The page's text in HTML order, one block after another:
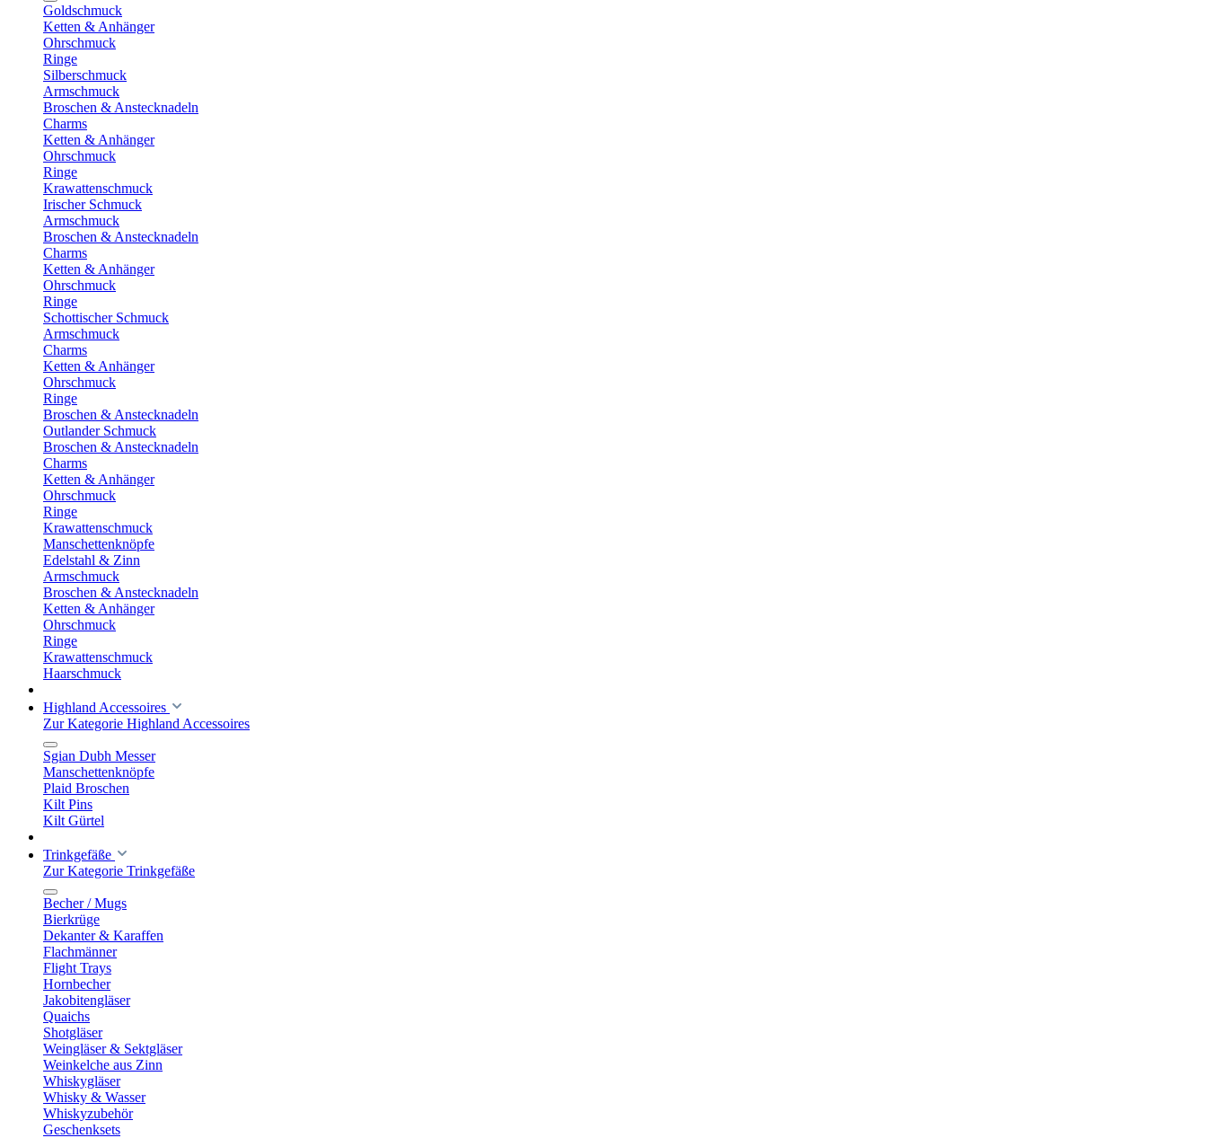
Goldschmuck
Ketten & Anhänger
Ohrschmuck
Ringe
Silberschmuck
Armschmuck
Broschen & Anstecknadeln
Charms
Ketten & Anhänger
Ohrschmuck
Ringe
Krawattenschmuck
Irischer Schmuck
Armschmuck
Broschen & Anstecknadeln
Charms
Ketten & Anhänger
Ohrschmuck
Ringe
Schottischer Schmuck
Armschmuck
Charms
Ketten & Anhänger
Ohrschmuck
Ringe
Broschen & Anstecknadeln
Outlander Schmuck
Broschen & Anstecknadeln
Charms
Ketten & Anhänger
Ohrschmuck
Ringe
Krawattenschmuck
Manschettenknöpfe
Edelstahl & Zinn
Armschmuck
Broschen & Anstecknadeln
Ketten & Anhänger
Ohrschmuck
Ringe
Krawattenschmuck
Haarschmuck
Highland Accessoires
Zur Kategorie Highland Accessoires
Sgian Dubh Messer
Manschettenknöpfe
Plaid Broschen
Kilt Pins
Kilt Gürtel
Trinkgefäße
Zur Kategorie Trinkgefäße
Becher / Mugs
Bierkrüge
Dekanter & Karaffen
Flachmänner
Flight Trays
Hornbecher
Jakobitengläser
Quaichs
Shotgläser
Weingläser & Sektgläser
Weinkelche aus Zinn
Whiskygläser
Whisky & Wasser
Whiskyzubehör
Geschenksets